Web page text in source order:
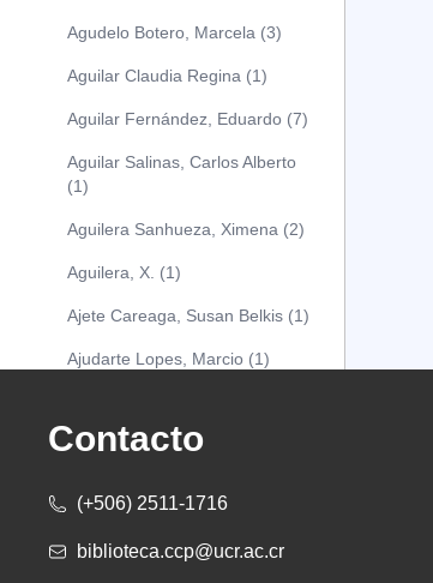
Agudelo Botero, Marcela (3)
Aguilar Claudia Regina (1)
Aguilar Fernández, Eduardo (7)
Aguilar Salinas, Carlos Alberto
(1)
Aguilera Sanhueza, Ximena (2)
Aguilera, X. (1)
Ajete Careaga, Susan Belkis (1)
Ajudarte Lopes, Marcio (1)
(1)
Albareda Tiana (1)
Alcócer Alfaro, Diana (1)
Contacto
(+506) 2511-1716
biblioteca.ccp@ucr.ac.cr